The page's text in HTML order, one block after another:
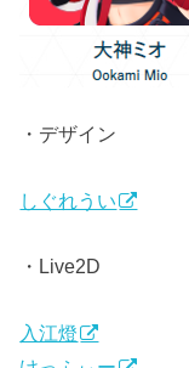
・デザイン
しぐれうい
・Live2D
入江燈